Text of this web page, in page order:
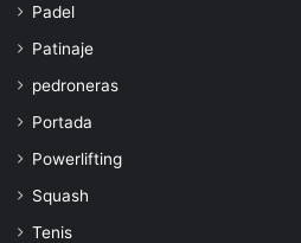
Padel
Patinaje
pedroneras
Portada
Powerlifting
Squash
Tenis